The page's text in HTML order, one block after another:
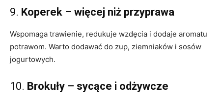
9. Koperek – więcej niż przyprawa
Wspomaga trawienie, redukuje wzdęcia i dodaje aromatu
potrawom. Warto dodawać do zup, ziemniaków i sosów
jogurtowych.
10. Brokuły – sycące i odżywcze